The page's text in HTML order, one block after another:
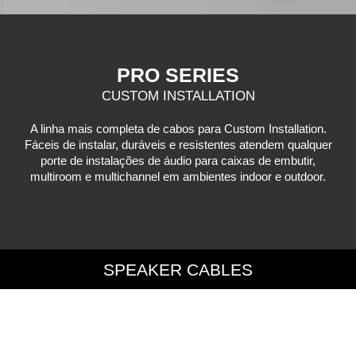
AW250X
PRO SERIES
CUSTOM INSTALLATION
A linha mais completa de cabos para Custom Installation.
Fáceis de instalar, duráveis e resistentes atendem qualquer
porte de instalações de áudio para caixas de embutir,
multiroom e multichannel em ambientes indoor e outdoor.
SPEAKER CABLES